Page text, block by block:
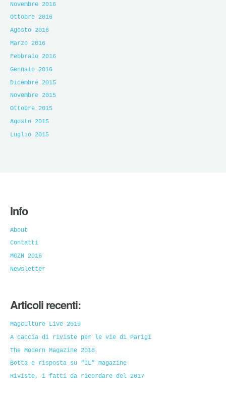
Novembre 2016
Ottobre 2016
Agosto 2016
Marzo 2016
Febbraio 2016
Gennaio 2016
Dicembre 2015
Novembre 2015
Ottobre 2015
Agosto 2015
Luglio 2015
Info
About
Contatti
MGZN 2016
Newsletter
Articoli recenti:
Magculture Live 2019
A caccia di riviste per le vie di Parigi
The Modern Magazine 2018
Botta e risposta su “IL” magazine
Riviste, i fatti da ricordare del 2017